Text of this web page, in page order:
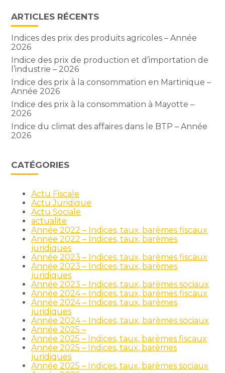
ARTICLES RÉCENTS
Indices des prix des produits agricoles – Année
2026
Indice des prix de production et d’importation de
l’industrie – 2026
Indice des prix à la consommation en Martinique –
Année 2026
Indice des prix à la consommation à Mayotte –
2026
Indice du climat des affaires dans le BTP – Année
2026
CATÉGORIES
Actu Fiscale
Actu Juridique
Actu Sociale
actualite
Année 2022 – Indices, taux, barèmes fiscaux
Année 2022 – Indices, taux, barèmes
juridiques
Année 2023 – Indices, taux, barèmes fiscaux
Année 2023 – Indices, taux, barèmes
juridiques
Année 2023 – Indices, taux, barèmes sociaux
Année 2024 – Indices, taux, barèmes fiscaux
Année 2024 – Indices, taux, barèmes
juridiques
Année 2024 – Indices, taux, barèmes sociaux
Année 2025 –
Année 2025 – Indices, taux, barèmes fiscaux
Année 2025 – Indices, taux, barèmes
juridiques
Année 2025 – Indices, taux, barèmes sociaux